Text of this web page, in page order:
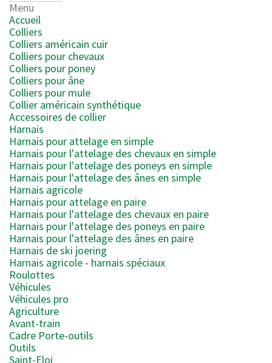
Menu
Accueil
Colliers
Colliers américain cuir
Colliers pour chevaux
Colliers pour poney
Colliers pour âne
Colliers pour mule
Collier américain synthétique
Accessoires de collier
Harnais
Harnais pour attelage en simple
Harnais pour l'attelage des chevaux en simple
Harnais pour l'attelage des poneys en simple
Harnais pour l'attelage des ânes en simple
Harnais agricole
Harnais pour attelage en paire
Harnais pour l'attelage des chevaux en paire
Harnais pour l'attelage des poneys en paire
Harnais pour l'attelage des ânes en paire
Harnais de ski joering
Harnais agricole - harnais spéciaux
Roulottes
Véhicules
Véhicules pro
Agriculture
Avant-train
Cadre Porte-outils
Outils
Saint-Eloi